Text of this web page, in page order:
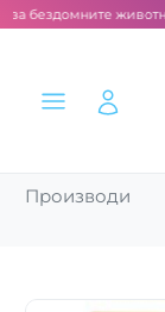
бездомните животни.
Производи